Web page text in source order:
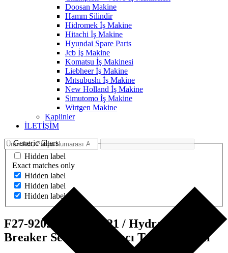
Doosan Makine
Hamm Silindir
Hidromek İş Makine
Hitachi İş Makine
Hyundai Spare Parts
Jcb İş Makine
Komatsu İş Makinesi
Liebheer İş Makine
Mıtsubushı İş Makine
New Holland İş Makine
Simutomo İş Makine
Wirtgen Makine
Kaplinler
İLETİŞİM
Generic filters
Hidden label
Exact matches only
Hidden label
Hidden label
Hidden label
F27-92021 - F2792021 / Hydraulic
Breaker Seal Kit - Kırıcı Tamir Takımı